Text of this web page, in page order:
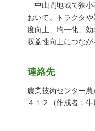
中山間地域で狭小
おいて、トラクタ
度向上、均一化、効
収益性向上につなが
連絡先
農業技術センター
４１２（作成者：